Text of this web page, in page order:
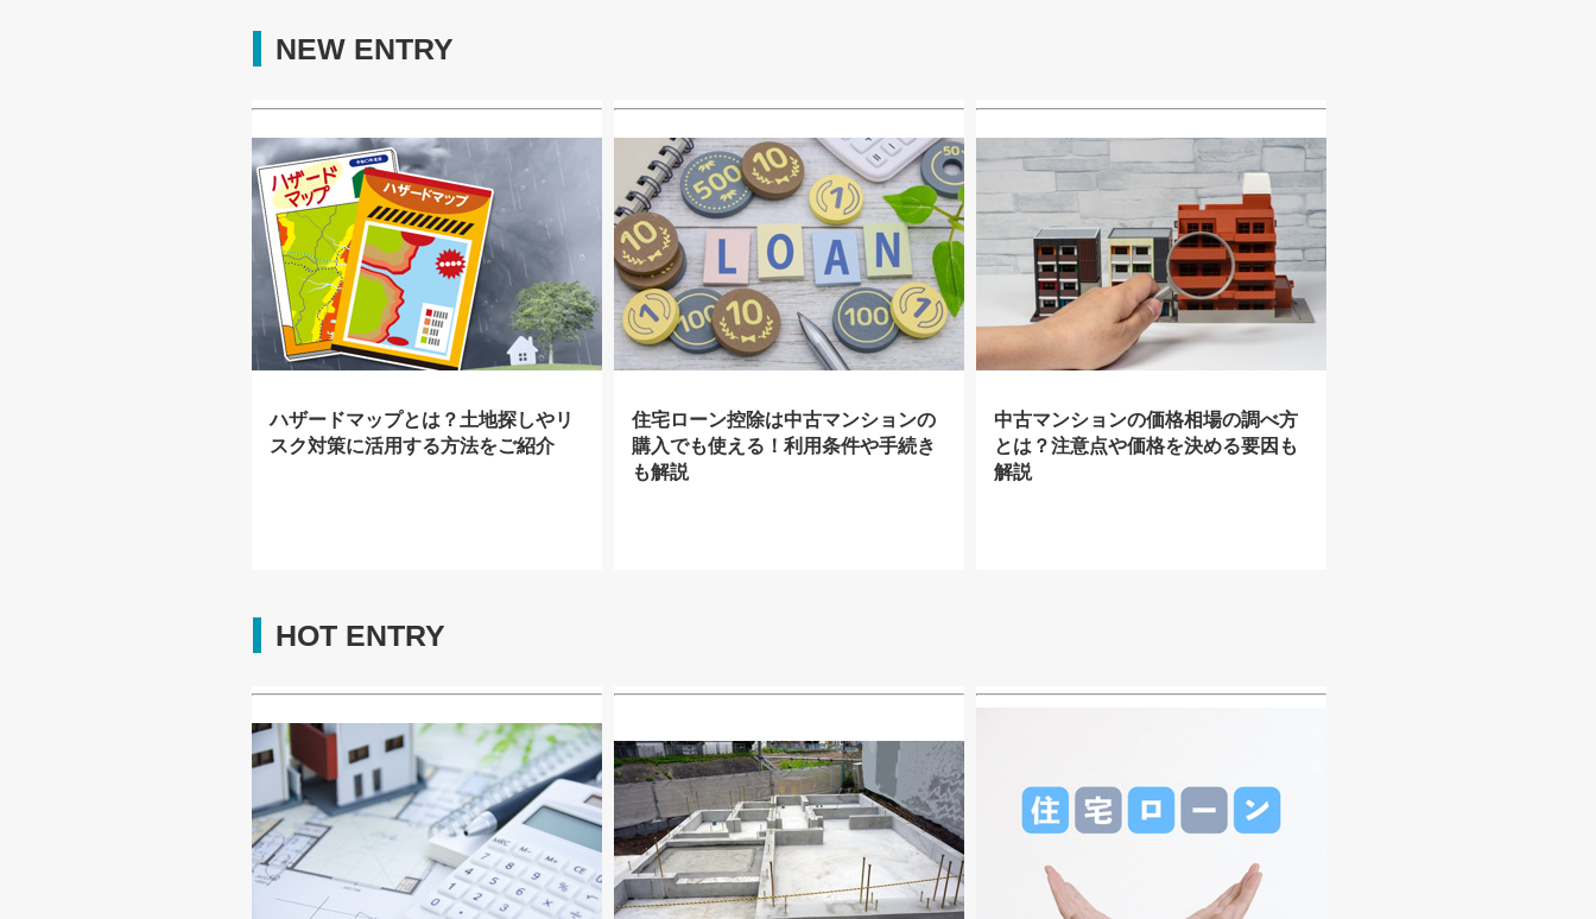
NEW ENTRY
ハザードマップとは？土地探しやリ
スク対策に活用する方法をご紹介
住宅ローン控除は中古マンションの
購入でも使える！利用条件や手続き
も解説
中古マンションの価格相場の調べ方
とは？注意点や価格を決める要因も
解説
HOT ENTRY